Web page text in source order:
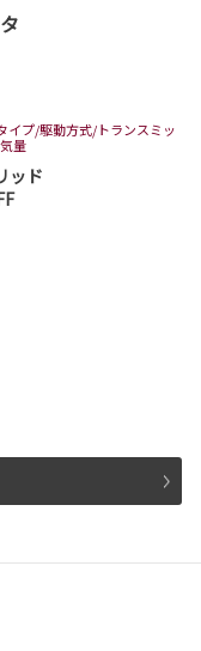
イプ/駆動方式/トランスミッ
量
ッド